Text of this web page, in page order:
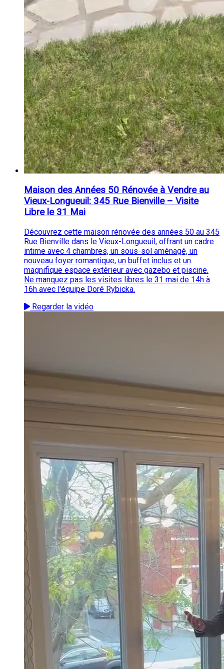
Maison des Années 50 Rénovée à Vendre au
Vieux-Longueuil: 345 Rue Bienville – Visite
Libre le 31 Mai
Découvrez cette maison rénovée des années 50 au 345
Rue Bienville dans le Vieux-Longueuil, offrant un cadre
intime avec 4 chambres, un sous-sol aménagé, un
nouveau foyer romantique, un buffet inclus et un
magnifique espace extérieur avec gazebo et piscine.
Ne manquez pas les visites libres le 31 mai de 14h à
16h avec l'équipe Doré Rybicka.
Regarder la vidéo